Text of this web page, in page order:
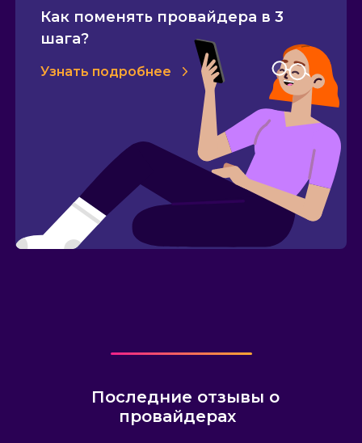
Как поменять провайдера в 3
шага?
Узнать подробнее
Последние отзывы о
провайдерах